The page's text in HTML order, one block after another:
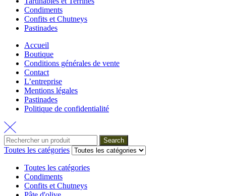
Condiments
Confits et Chutneys
Pastinades
Accueil
Boutique
Conditions générales de vente
Contact
L’entreprise
Mentions légales
Pastinades
Politique de confidentialité
Search
Toutes les catégories
Toutes les catégories
Condiments
Confits et Chutneys